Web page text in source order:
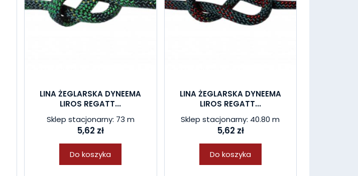
LINA ŻEGLARSKA DYNEEMA
LIROS REGATT...
Sklep stacjonarny: 73 m
5,62 zł
Do koszyka
LINA ŻEGLARSKA DYNEEMA
LIROS REGATT...
Sklep stacjonarny: 40.80 m
5,62 zł
Do koszyka